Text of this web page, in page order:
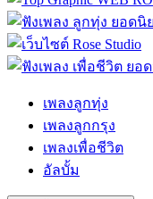
เพลงลูกทุ่ง
เพลงลูกกรุง
เพลงเพื่อชีวิต
อัลบั้ม